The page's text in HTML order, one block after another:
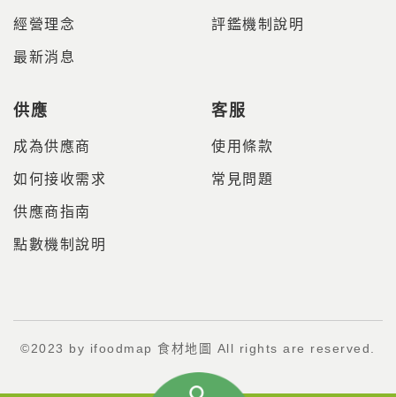
經營理念
最新消息
評鑑機制說明
供應
成為供應商
如何接收需求
供應商指南
點數機制說明
客服
使用條款
常見問題
©2023 by ifoodmap 食材地圖 All rights are reserved.